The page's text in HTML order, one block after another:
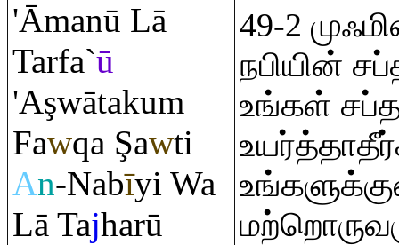
'Āmanū Lā
Tarfa`ū
'Aşwātakum
Fawqa Şawti
An-Nabīyi Wa
Lā Tajharū
49-2
நபியின்
உங்கள்